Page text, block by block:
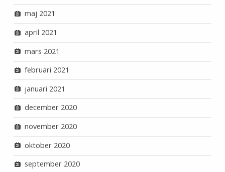
maj 2021
april 2021
mars 2021
februari 2021
januari 2021
december 2020
november 2020
oktober 2020
september 2020